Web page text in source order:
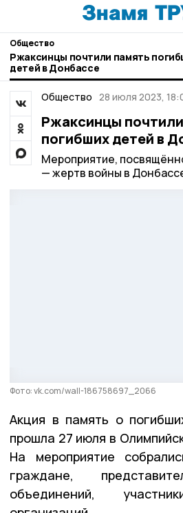
Общество
Ржаксинцы почтили память
детей в Донбассе
Общество 28 июля 2023,
Ржаксинцы
погибших детей в
Мероприятие,
— жертв войны в
Фото: vk.com/wall-186758697_2066
Акция в память о
прошла 27 июля в
На мероприятие
граждане,
объединений,